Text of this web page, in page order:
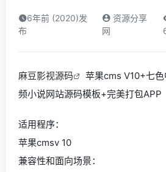
6年前 (2020)发
布
资源分享
网
麻豆影视源码
苹果cms V10+七
频小说网站源码模板+完美打包APP
适用程序：
苹果cmsv 10
兼容性和面向场景：